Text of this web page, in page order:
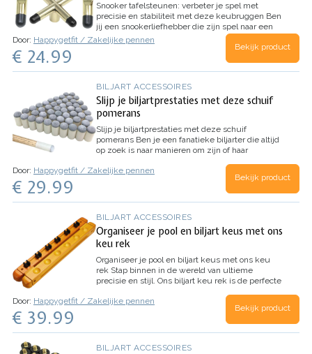
Snooker tafelsteunen: verbeter je spel met
precisie en stabiliteit met deze keubruggen Ben
jij een snookerliefhebber die zijn spel naar een
hoger niveau wil tillen? Dan zijn onze snooker
tafelsteunen en accessoireset de perfecte
Met deze keubruggen set…
Door: Happygetfit / Zakelijke pennen
€ 24.99 Bekijk product
BILJART ACCESSOIRES
Slijp je biljartprestaties met deze schuif
pomerans
Slijp je biljartprestaties met deze schuif
pomerans Ben je een fanatieke biljarter die altijd
op zoek is naar manieren om zijn of haar
pomerans iets voor jou! Met deze duurzame en
Door: Happygetfit / Zakelijke pennen
€ 29.99 Bekijk product
BILJART ACCESSOIRES
Organiseer je pool en biljart keus met ons
keu rek
Organiseer je pool en biljart keus met ons keu
rek Stap binnen in de wereld van ultieme
precisie en stijl. Ons biljart keu rek is de perfecte
bergen, terwijl je ruimte bespaart en een vleugje
Door: Happygetfit / Zakelijke pennen
€ 39.99 Bekijk product
BILJART ACCESSOIRES